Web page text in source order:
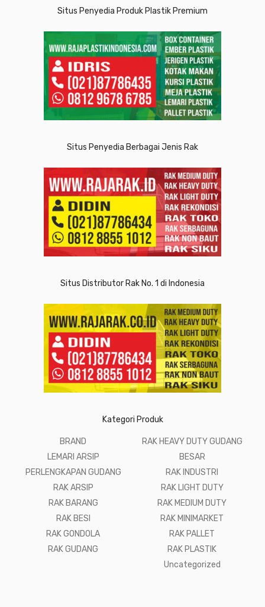
Situs Penyedia Produk Plastik Premium
Situs Penyedia Berbagai Jenis Rak
Situs Distributor Rak No. 1 di Indonesia
Kategori Produk
BRAND
LEMARI ARSIP
PERLENGKAPAN GUDANG
RAK ARSIP
RAK BARANG
RAK BESI
RAK GONDOLA
RAK GUDANG
RAK HEAVY DUTY GUDANG
BESAR
RAK INDUSTRI
RAK LIGHT DUTY
RAK MEDIUM DUTY
RAK MINIMARKET
RAK PALLET
RAK PLASTIK
Uncategorized